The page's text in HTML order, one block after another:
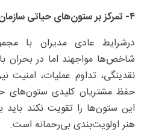
۴- تمرکز بر ستون‌های حیاتی سازمان
درشرایط عادی مدیران با
شاخص‌ها مواجهند اما در بحران
نقدینگی، تداوم عملیات، امنیت
حفظ مشتریان کلیدی ستون‌های
این ستون‌ها را تقویت نکند باید
هنر اولویت‌بندی بی‌رحمانه است.